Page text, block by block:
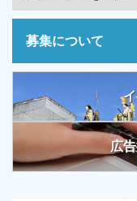
募集について
広